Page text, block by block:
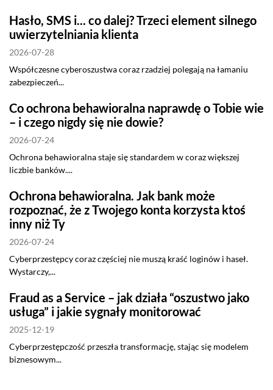
Hasło, SMS i... co dalej? Trzeci element silnego
uwierzytelniania klienta
2026-07-28
Współczesne cyberoszustwa coraz rzadziej polegają na łamaniu
zabezpieczeń...
Co ochrona behawioralna naprawdę o Tobie wie
– i czego nigdy się nie dowie?
2026-07-24
Ochrona behawioralna staje się standardem w coraz większej
liczbie banków....
Ochrona behawioralna. Jak bank może
rozpoznać, że z Twojego konta korzysta ktoś
inny niż Ty
2026-07-24
Cyberprzestępcy coraz częściej nie muszą kraść loginów i haseł.
Wystarczy,...
Fraud as a Service – jak działa “oszustwo jako
usługa” i jakie sygnały monitorować
2025-12-19
Cyberprzestępczość przeszła transformację, stając się modelem
biznesowym...